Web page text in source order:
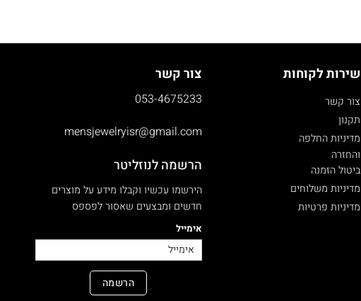
שירות לקוחות
צור קשר
תקנון
מדיניות החלפה
והחזרה
ביטול הזמנה
מדיניות משלוחים
מדיניות פרטיות
צור קשר
053-4675233
mensjewelryisr@gmail.com
הרשמה לנוזליטר
הירשמו עכשיו וקבלו מידע על מוצרים
חדשים ומבצעים שאסור לפספס
אימייל
הרשמה